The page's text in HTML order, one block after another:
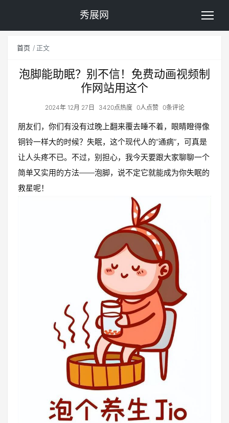
秀展网
首页 正文
泡脚能助眠？别不信！免费动画视频制
作网站用这个
2024年 12月 27日 3420点热度 0人点赞 0条评论
朋友们，你们有没有过晚上翻来覆去睡不着，眼睛瞪得像
铜铃一样大的时候？失眠，这个现代人的“通病”，可真是
让人头疼不已。不过，别担心，我今天要跟大家聊聊一个
简单又实用的方法——泡脚，说不定它就能成为你失眠的
救星呢！